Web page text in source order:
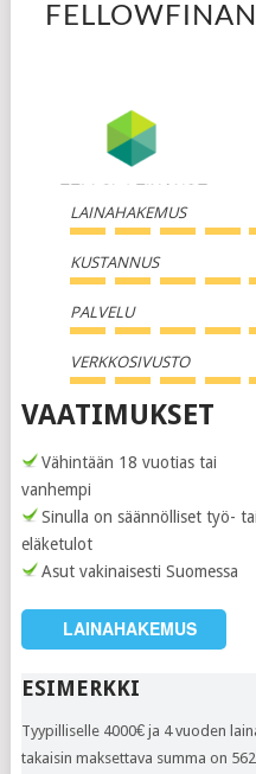
LAINAHAKEMUS
KUSTANNUS
PALVELU
VERKKOSIVUSTO
VAATIMUKSET
Vähintään 18 vuotias tai
vanhempi
Sinulla on säännölliset työ- tai
eläketulot
Asut vakinaisesti Suomessa
LAINAHAKEMUS
ESIMERKKI
Tyypilliselle 4000€ ja 4 vuoden
takaisin maksettava summa on